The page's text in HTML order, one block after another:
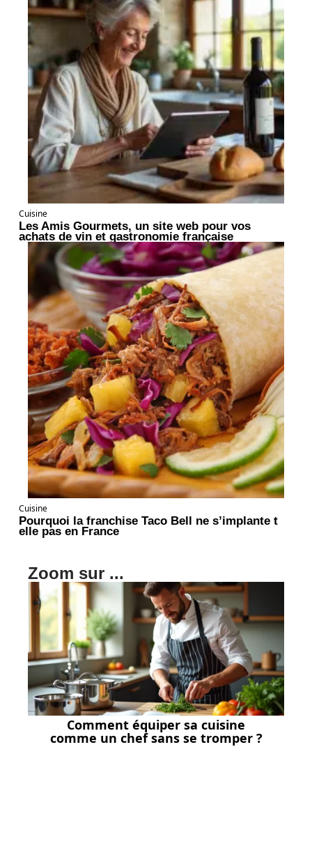
Cuisine
Les Amis Gourmets, un site web pour vos
achats de vin et gastronomie française
Cuisine
Pourquoi la franchise Taco Bell ne s’implante t
elle pas en France
Zoom sur ...
Comment équiper sa cuisine
comme un chef sans se tromper ?